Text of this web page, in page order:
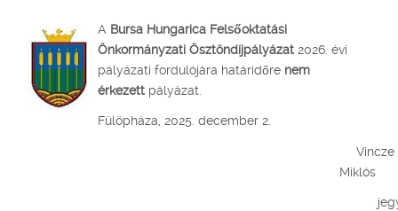
A Bursa Hungarica Felsőoktatási
Önkormányzati Ösztöndíjpályázat 2026. évi
pályázati fordulójára határidőre nem
érkezett pályázat.
Fülöpháza, 2025. december 2.
Vincze
Miklós